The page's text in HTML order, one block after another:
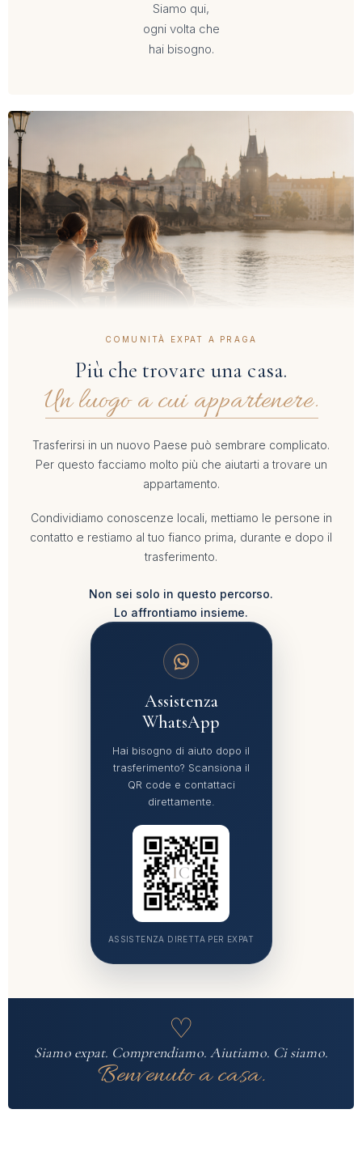
Siamo qui,
ogni volta che
hai bisogno.
COMUNITÀ EXPAT A PRAGA
Più che trovare una casa.
Un luogo a cui appartenere.
Trasferirsi in un nuovo Paese può sembrare complicato.
Per questo facciamo molto più che aiutarti a trovare un
appartamento.
Condividiamo conoscenze locali, mettiamo le persone in
contatto e restiamo al tuo fianco prima, durante e dopo il
trasferimento.
Non sei solo in questo percorso.
Lo affrontiamo insieme.
Assistenza
WhatsApp
Hai bisogno di aiuto dopo il
trasferimento? Scansiona il
QR code e contattaci
direttamente.
ASSISTENZA DIRETTA PER EXPAT
♡
Siamo expat. Comprendiamo. Aiutiamo. Ci siamo.
Benvenuto a casa.